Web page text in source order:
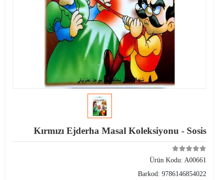
Kırmızı Ejderha Masal Koleksiyonu - Sosis
Ürün Kodu: A00661
Barkod: 9786146854022